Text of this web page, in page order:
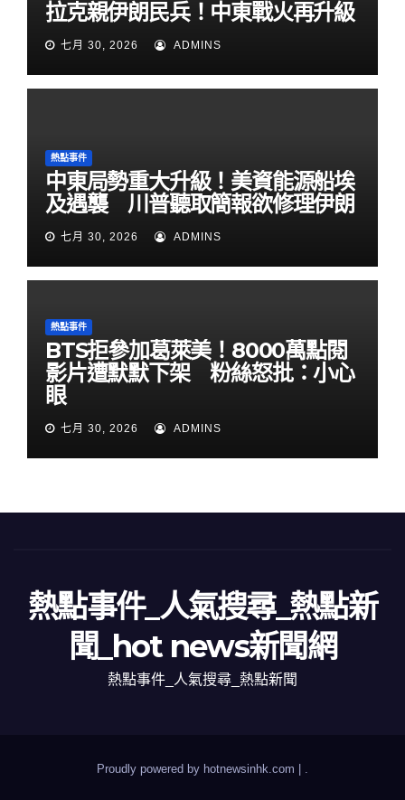
拉克親伊朗民兵！中東戰火再升級
七月 30, 2026 ADMINS
熱點事件
中東局勢重大升級！美資能源船埃
及遇襲 川普聽取簡報欲修理伊朗
七月 30, 2026 ADMINS
熱點事件
BTS拒參加葛萊美！8000萬點閱
影片遭默默下架 粉絲怒批：小心
眼
七月 30, 2026 ADMINS
熱點事件_人氣搜尋_熱點新
聞_hot news新聞網
熱點事件_人氣搜尋_熱點新聞
Proudly powered by hotnewsinhk.com |